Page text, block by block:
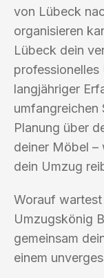
von Lübeck
organisieren
Lübeck dein
professionelles
langjähriger
umfangreichen
Planung über
deiner Möbel –
dein Umzug
Worauf
Umzugskönig
gemeinsam
einem